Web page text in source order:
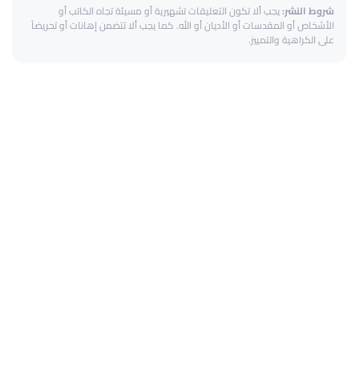
شروط النشر:يجب ألا تكون التعليقات تشهيرية أو مسيئة تجاه الكاتب أو
الأشخاص أو المقدسات أو الأديان أو الله. كما يجب ألا تتضمن إهانات أو تحريضاً
على الكراهية والتمييز.